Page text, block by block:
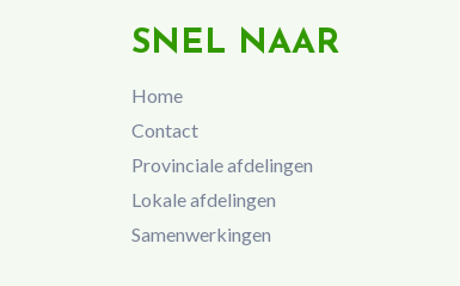
SNEL NAAR
Home
Contact
Provinciale afdelingen
Lokale afdelingen
Samenwerkingen